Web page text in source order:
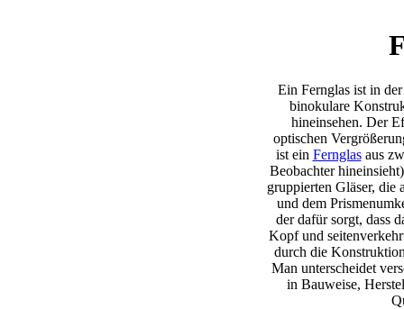
Ein Fernglas ist in
binokulare
hineinsehen. Der
optischen
ist ein Fernglasaus
Beobachter
gruppierten Gläser, die
und dem
der dafür sorgt, dass
Kopf und
durch die
Man unterscheidet
in Bauweise,